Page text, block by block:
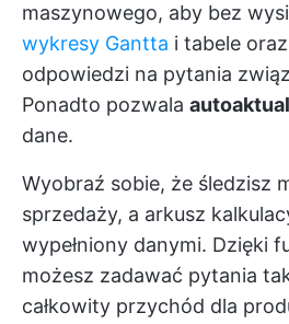
maszynowego, aby bez
wykresy Gantta i tabele
odpowiedzi na pytania
Ponadto pozwala
dane.
Wyobraź sobie, że śledzisz
sprzedaży, a arkusz
wypełniony danymi. Dzięki
możesz zadawać pytania
całkowity przychód dla